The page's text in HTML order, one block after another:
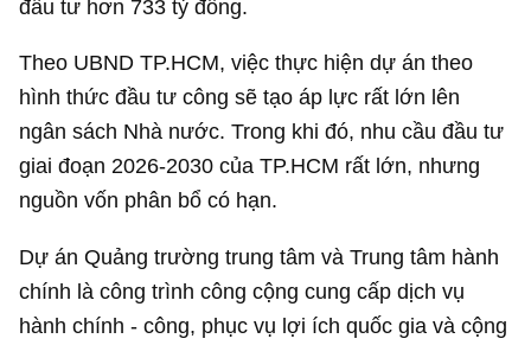
đầu tư hơn 733 tỷ đồng.
Theo UBND TP.HCM, việc thực hiện dự án theo
hình thức đầu tư công sẽ tạo áp lực rất lớn lên
ngân sách Nhà nước. Trong khi đó, nhu cầu đầu tư
giai đoạn 2026-2030 của TP.HCM rất lớn, nhưng
nguồn vốn phân bổ có hạn.
Dự án Quảng trường trung tâm và Trung tâm hành
chính là công trình công cộng cung cấp dịch vụ
hành chính - công, phục vụ lợi ích quốc gia và cộng